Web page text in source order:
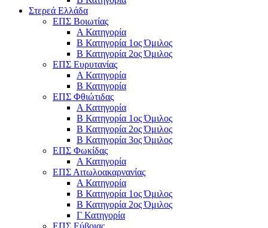
Στερεά Ελλάδα
ΕΠΣ Βοιωτίας
Α Κατηγορία
Β Κατηγορία 1ος Όμιλος
Β Κατηγορία 2ος Όμιλος
ΕΠΣ Ευρυτανίας
Α Κατηγορία
Β Κατηγορία
ΕΠΣ Φθιώτιδας
Α Κατηγορία
Β Κατηγορία 1ος Όμιλος
Β Κατηγορία 2ος Όμιλος
Β Κατηγορία 3ος Όμιλος
ΕΠΣ Φωκίδας
Α Κατηγορία
ΕΠΣ Αιτωλοακαρνανίας
Α Κατηγορία
Β Κατηγορία 1ος Όμιλος
Β Κατηγορία 2ος Όμιλος
Γ Κατηγορία
ΕΠΣ Εύβοιας